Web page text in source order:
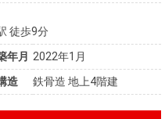
徒歩9分
年月 2022年1月
造 鉄骨造 地上4階建